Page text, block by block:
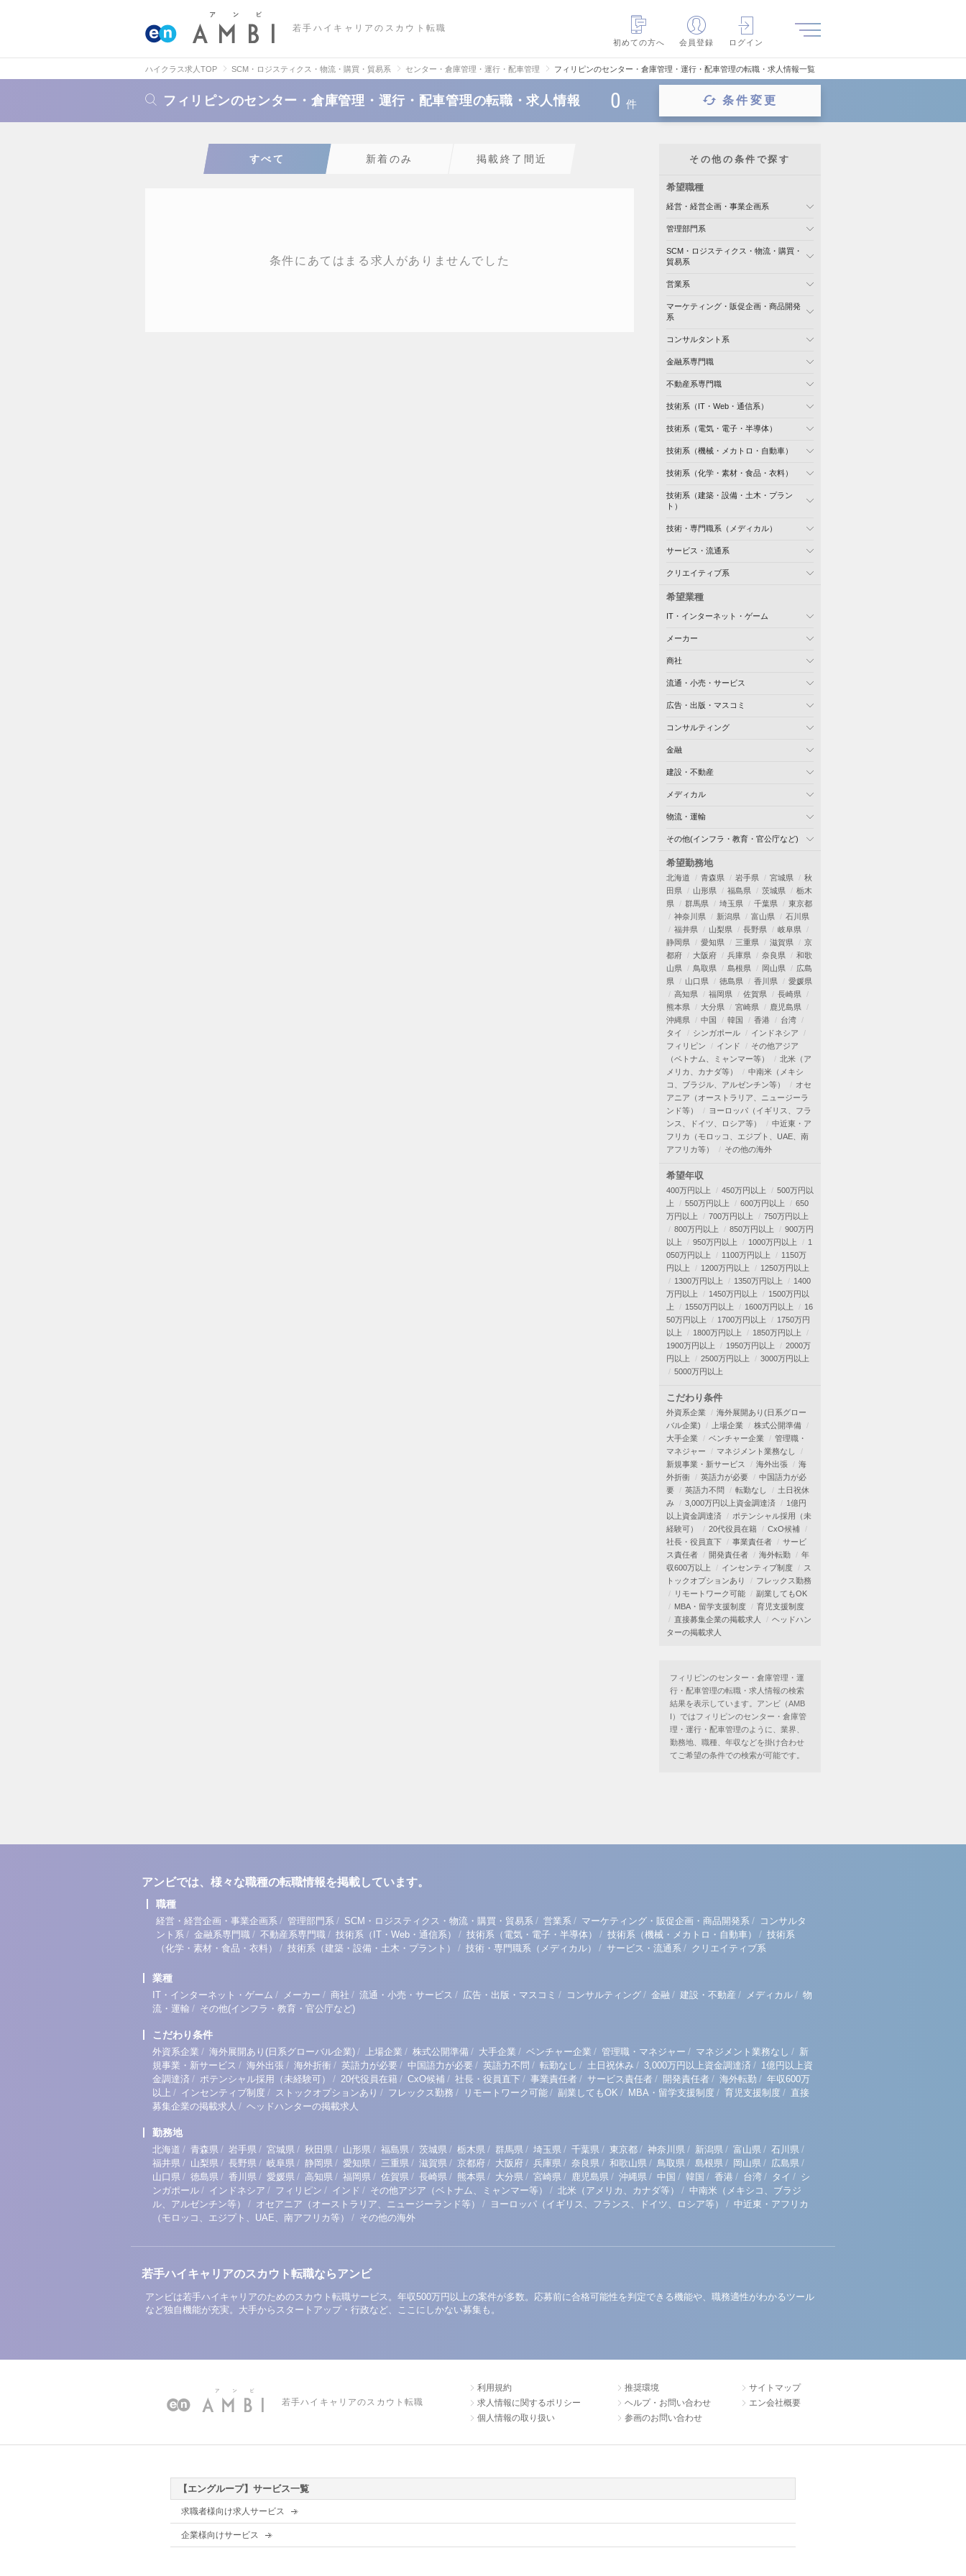
若手ハイキャリアのスカウト転職
初めての方へ
会員登録 ログイン
ハイクラス求人TOP SCM・ロジスティクス・物流・購買・貿易系 センター・倉庫管理・運行・配車管理 フィリピンのセンター・倉庫管理・運行・配車管理の転職・求人情報一覧
フィリピンのセンター・倉庫管理・運行・配車管理の転職・求人情報 0 件 条件変更
すべて 新着のみ 掲載終了間近
条件にあてはまる求人がありませんでした
その他の条件で探す
希望職種
経営・経営企画・事業企画系
管理部門系
SCM・ロジスティクス・物流・購買・
貿易系
営業系
マーケティング・販促企画・商品開発
系
コンサルタント系
金融系専門職
不動産系専門職
技術系（IT・Web・通信系）
技術系（電気・電子・半導体）
技術系（機械・メカトロ・自動車）
技術系（化学・素材・食品・衣料）
技術系（建築・設備・土木・プラン
ト）
技術・専門職系（メディカル）
サービス・流通系
クリエイティブ系
希望業種
IT・インターネット・ゲーム
メーカー
商社
流通・小売・サービス
広告・出版・マスコミ
コンサルティング
金融
建設・不動産
メディカル
物流・運輸
その他(インフラ・教育・官公庁など)
希望勤務地
北海道 青森県 岩手県 宮城県
秋
田県
山形県 福島県 茨城県
栃木
県
群馬県 埼玉県 千葉県
東京都
神奈川県
新潟県 富山県
石川県
福井県
山梨県 長野県
岐阜県
静岡県
愛知県 三重県 滋賀県
京
都府
大阪府 兵庫県 奈良県
和歌
山県
鳥取県 島根県 岡山県
広島
県
山口県 徳島県 香川県
愛媛県
高知県
福岡県 佐賀県
長崎県
熊本県
大分県 宮崎県
鹿児島県
沖縄県
中国 韓国 香港
台湾
タイ
シンガポール
インドネシア
フィリピン
インド
その他アジア
（ベトナム、ミャンマー等）
北米（ア
メリカ、カナダ等）
中南米（メキシ
コ、ブラジル、アルゼンチン等）
オセ
アニア（オーストラリア、ニュージーラ
ンド等）
ヨーロッパ（イギリス、フラ
ンス、ドイツ、ロシア等）
中近東・ア
フリカ（モロッコ、エジプト、UAE、南
アフリカ等）
その他の海外
希望年収
400万円以上 450万円以上
500万円以
上
550万円以上 600万円以上
650
万円以上
700万円以上
750万円以上
800万円以上
850万円以上
900万円
以上
950万円以上 1000万円以上
1
050万円以上
1100万円以上
1150万
円以上
1200万円以上
1250万円以上
1300万円以上
1350万円以上
1400
万円以上
1450万円以上
1500万円以
上
1550万円以上 1600万円以上
16
50万円以上
1700万円以上
1750万円
以上
1800万円以上
1850万円以上
1900万円以上
1950万円以上
2000万
円以上
2500万円以上
3000万円以上
5000万円以上
こだわり条件
外資系企業
海外展開あり(日系グロー
バル企業)
上場企業
株式公開準備
大手企業
ベンチャー企業
管理職・
マネジャー
マネジメント業務なし
新規事業・新サービス
海外出張
海
外折衝
英語力が必要
中国語力が必
要
英語力不問 転勤なし
土日祝休
み
3,000万円以上資金調達済
1億円
以上資金調達済
ポテンシャル採用（未
経験可）
20代役員在籍
CxO候補
社長・役員直下
事業責任者
サービ
ス責任者
開発責任者 海外転勤
年
収600万以上
インセンティブ制度
ス
トックオプションあり
フレックス勤務
リモートワーク可能
副業してもOK
MBA・留学支援制度
育児支援制度
直接募集企業の掲載求人
ヘッドハン
ターの掲載求人
フィリピンのセンター・倉庫管理・運
行・配車管理の転職・求人情報の検索
結果を表示しています。アンビ（AMB
I）ではフィリピンのセンター・倉庫管
理・運行・配車管理のように、業界、
勤務地、職種、年収などを掛け合わせ
てご希望の条件での検索が可能です。
アンビでは、様々な職種の転職情報を掲載しています。
職種
経営・経営企画・事業企画系 / 管理部門系 / SCM・ロジスティクス・物流・購買・貿易系 / 営業系 / マーケティング・販促企画・商品開発系 / コンサルタ
ント系 / 金融系専門職 / 不動産系専門職 / 技術系（IT・Web・通信系） / 技術系（電気・電子・半導体） / 技術系（機械・メカトロ・自動車） / 技術系
（化学・素材・食品・衣料）
/ 技術系（建築・設備・土木・プラント） / 技術・専門職系（メディカル） / サービス・流通系 / クリエイティブ系
業種
IT・インターネット・ゲーム / メーカー / 商社 / 流通・小売・サービス / 広告・出版・マスコミ / コンサルティング / 金融 / 建設・不動産 / メディカル / 物
流・運輸 / その他(インフラ・教育・官公庁など)
こだわり条件
外資系企業 / 海外展開あり(日系グローバル企業) / 上場企業 / 株式公開準備 / 大手企業 / ベンチャー企業 / 管理職・マネジャー / マネジメント業務なし / 新
規事業・新サービス / 海外出張 / 海外折衝 / 英語力が必要 / 中国語力が必要 / 英語力不問 / 転勤なし / 土日祝休み / 3,000万円以上資金調達済 / 1億円以上資
金調達済 / ポテンシャル採用（未経験可） / 20代役員在籍 / CxO候補 / 社長・役員直下 / 事業責任者 / サービス責任者 / 開発責任者 / 海外転勤 / 年収600万
以上 / インセンティブ制度 / ストックオプションあり / フレックス勤務 / リモートワーク可能 / 副業してもOK / MBA・留学支援制度 / 育児支援制度 / 直接
募集企業の掲載求人 / ヘッドハンターの掲載求人
勤務地
北海道 / 青森県 / 岩手県 / 宮城県 / 秋田県 / 山形県 / 福島県 / 茨城県 / 栃木県 / 群馬県 / 埼玉県 / 千葉県 / 東京都 / 神奈川県 / 新潟県 / 富山県 / 石川県 /
福井県 / 山梨県 / 長野県 / 岐阜県 / 静岡県 / 愛知県 / 三重県 / 滋賀県 / 京都府 / 大阪府 / 兵庫県 / 奈良県 / 和歌山県 / 鳥取県 / 島根県 / 岡山県 / 広島県 /
山口県 / 徳島県 / 香川県 / 愛媛県 / 高知県 / 福岡県 / 佐賀県 / 長崎県 / 熊本県 / 大分県 / 宮崎県 / 鹿児島県 / 沖縄県 / 中国 / 韓国 / 香港 / 台湾 / タイ / シ
ンガポール / インドネシア / フィリピン / インド / その他アジア（ベトナム、ミャンマー等） / 北米（アメリカ、カナダ等） / 中南米（メキシコ、ブラジ
ル、アルゼンチン等）
/ オセアニア（オーストラリア、ニュージーランド等） / ヨーロッパ（イギリス、フランス、ドイツ、ロシア等） / 中近東・アフリカ
（モロッコ、エジプト、UAE、南アフリカ等）
/ その他の海外
若手ハイキャリアのスカウト転職ならアンビ
アンビは若手ハイキャリアのためのスカウト転職サービス。年収500万円以上の案件が多数。応募前に合格可能性を判定できる機能や、職務適性がわかるツール
など独自機能が充実。大手からスタートアップ・行政など、ここにしかない募集も。
若手ハイキャリアのスカウト転職
利用規約
求人情報に関するポリシー
個人情報の取り扱い
推奨環境
ヘルプ・お問い合わせ
参画のお問い合わせ
サイトマップ
エン会社概要
【エングループ】サービス一覧
求職者様向け求人サービス
企業様向けサービス